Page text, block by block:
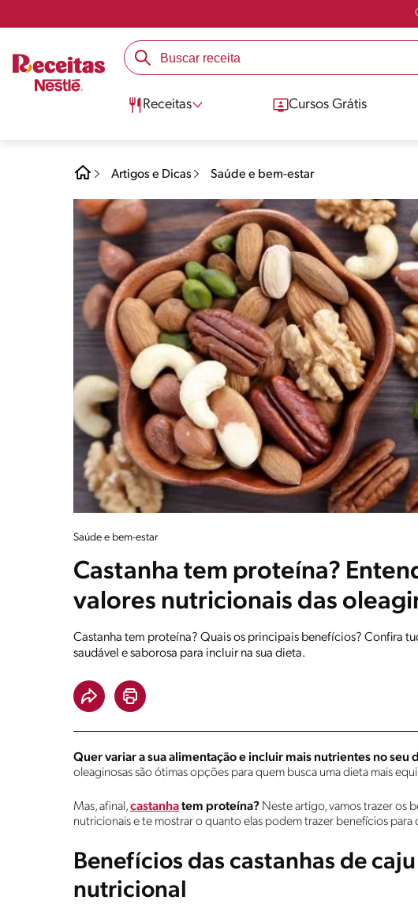
Receitas Cursos Grátis
Artigos e Dicas Saúde e bem-estar
Saúde e bem-estar
Castanha tem proteína?
valores nutricionais das
Castanha tem proteína? Quais os principais benefícios? Confira
saudável e saborosa para incluir na sua dieta.
Quer variar a sua alimentação e incluir mais nutrientes no seu
oleaginosas são ótimas opções para quem busca uma dieta mais
Mas, afinal,castanhatem proteína? Neste artigo, vamos trazer os
nutricionais e te mostrar o quanto elas podem trazer benefícios para
Benefícios das castanhas de
nutricional